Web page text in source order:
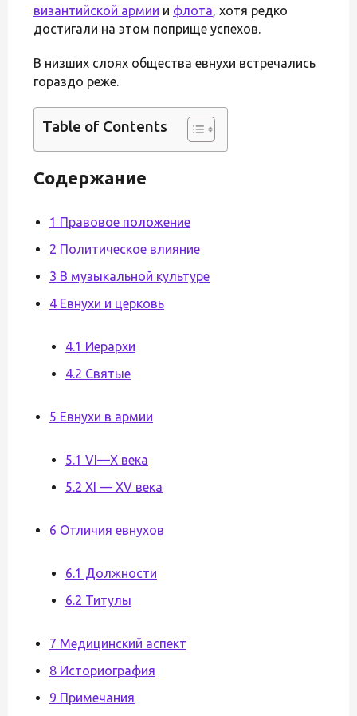
византийской армии и флота, хотя редко
достигали на этом поприще успехов.
В низших слоях общества евнухи встречались
гораздо реже.
Table of Contents
Содержание
1 Правовое положение
2 Политическое влияние
3 В музыкальной культуре
4 Евнухи и церковь
4.1 Иерархи
4.2 Святые
5 Евнухи в армии
5.1 VI—X века
5.2 XI — XV века
6 Отличия евнухов
6.1 Должности
6.2 Титулы
7 Медицинский аспект
8 Историография
9 Примечания